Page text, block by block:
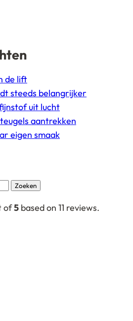
de lift
steeds belangrijker
uit lucht
aantrekken
eigen smaak
of5 based on 11 reviews.